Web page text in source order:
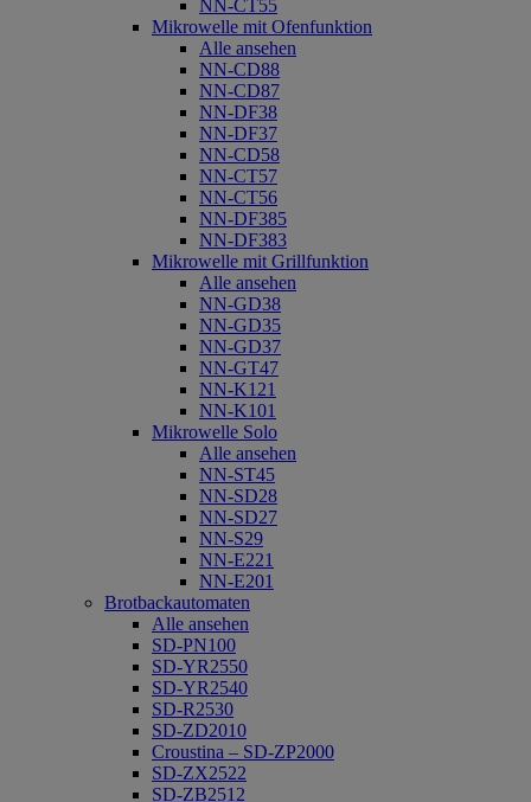
NN-CT55
Mikrowelle mit Ofenfunktion
Alle ansehen
NN-CD88
NN-CD87
NN-DF38
NN-DF37
NN-CD58
NN-CT57
NN-CT56
NN-DF385
NN-DF383
Mikrowelle mit Grillfunktion
Alle ansehen
NN-GD38
NN-GD35
NN-GD37
NN-GT47
NN-K121
NN-K101
Mikrowelle Solo
Alle ansehen
NN-ST45
NN-SD28
NN-SD27
NN-S29
NN-E221
NN-E201
Brotbackautomaten
Alle ansehen
SD-PN100
SD-YR2550
SD-YR2540
SD-R2530
SD-ZD2010
Croustina – SD-ZP2000
SD-ZX2522
SD-ZB2512